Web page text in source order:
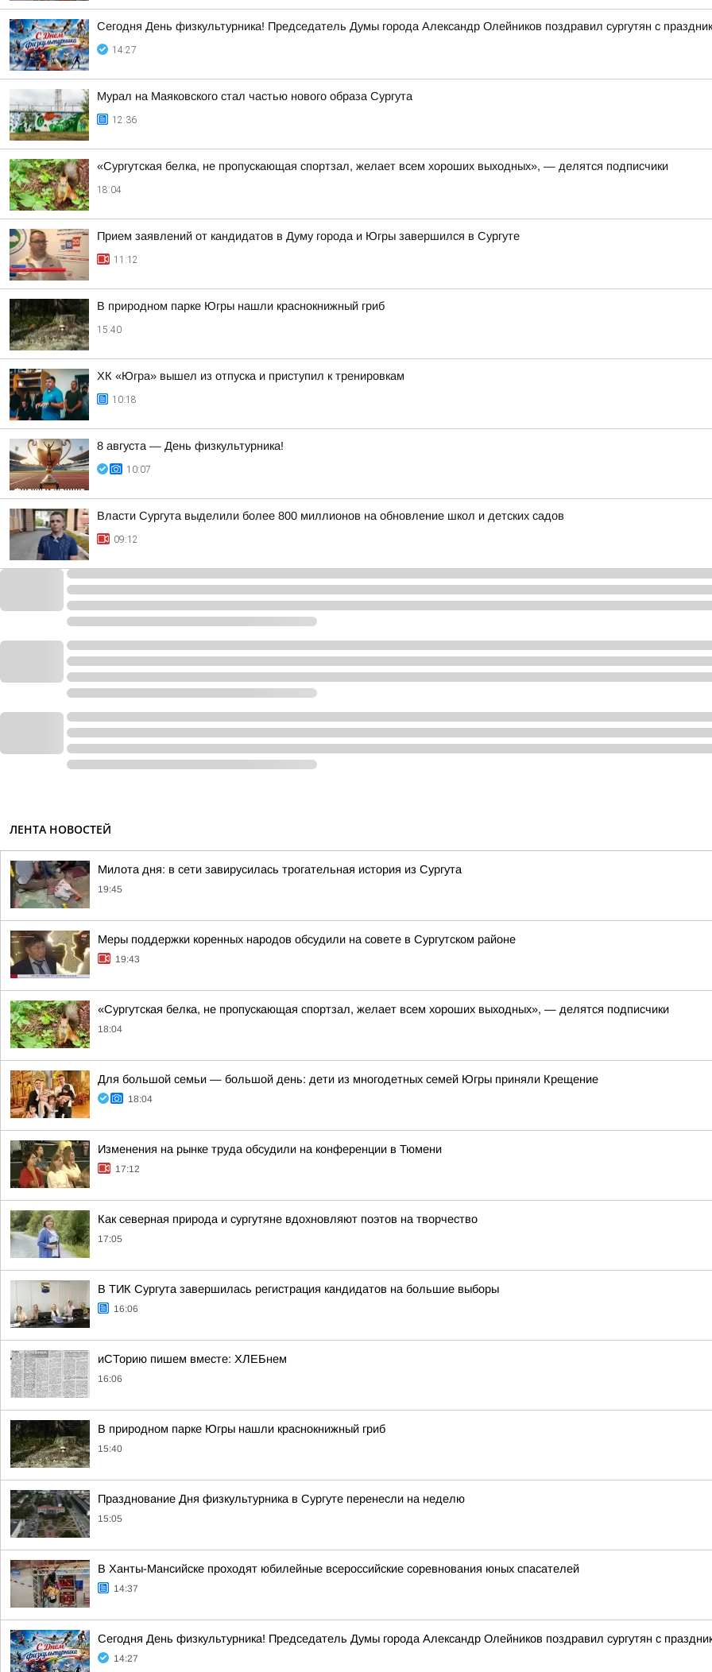
Сегодня День физкультурника! Председатель Думы города Александр Олейников поздравил сургутян с
14:27
Мурал на Маяковского стал частью нового образа Сургута
12:36
«Сургутская белка, не пропускающая спортзал, желает всем хороших выходных», — делятся подписчики
18:04
Прием заявлений от кандидатов в Думу города и Югры завершился в Сургуте
11:12
В природном парке Югры нашли краснокнижный гриб
15:40
ХК «Югра» вышел из отпуска и приступил к тренировкам
10:18
8 августа — День физкультурника!
10:07
Власти Сургута выделили более 800 миллионов на обновление школ и детских садов
09:12
ЛЕНТА НОВОСТЕЙ
Милота дня: в сети завирусилась трогательная история из Сургута
19:45
Меры поддержки коренных народов обсудили на совете в Сургутском районе
19:43
«Сургутская белка, не пропускающая спортзал, желает всем хороших выходных», — делятся подписчики
18:04
Для большой семьи — большой день: дети из многодетных семей Югры приняли Крещение
18:04
Изменения на рынке труда обсудили на конференции в Тюмени
17:12
Как северная природа и сургутяне вдохновляют поэтов на творчество
17:05
В ТИК Сургута завершилась регистрация кандидатов на большие выборы
16:06
иСТорию пишем вместе: ХЛЕБнем
16:06
В природном парке Югры нашли краснокнижный гриб
15:40
Празднование Дня физкультурника в Сургуте перенесли на неделю
15:05
В Ханты-Мансийске проходят юбилейные всероссийские соревнования юных спасателей
14:37
Сегодня День физкультурника! Председатель Думы города Александр Олейников поздравил сургутян с
14:27